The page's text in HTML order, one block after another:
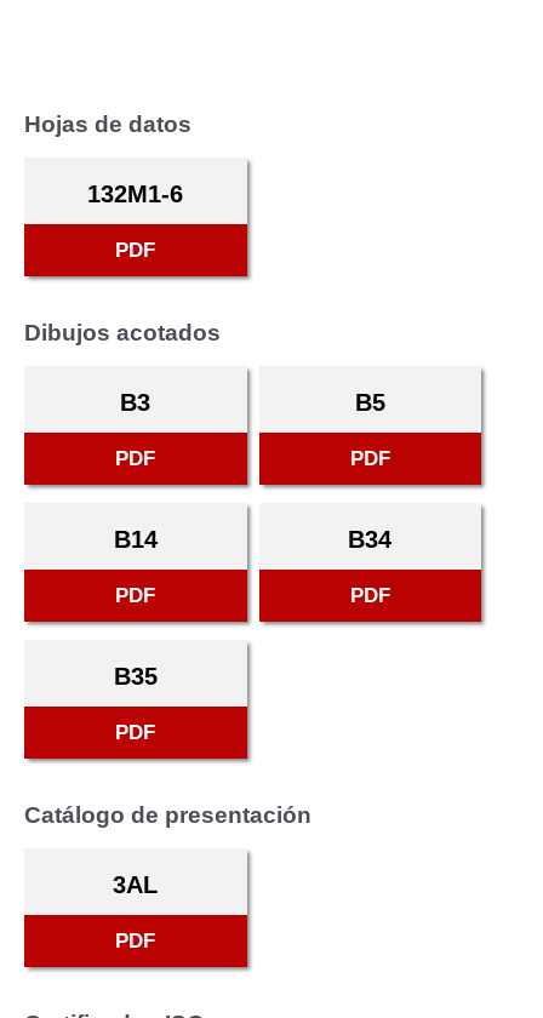
Hojas de datos
132M1-6
PDF
Dibujos acotados
B3
PDF
B5
PDF
B14
PDF
B34
PDF
B35
PDF
Catálogo de presentación
3AL
PDF